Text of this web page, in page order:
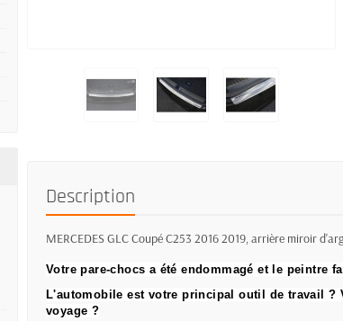
Description
MERCEDES GLC Coupé C253 2016 2019, arrière miroir
Votre pare-chocs a été endommagé et le peintre
L'automobile est votre principal outil de travail ?
voyage ?